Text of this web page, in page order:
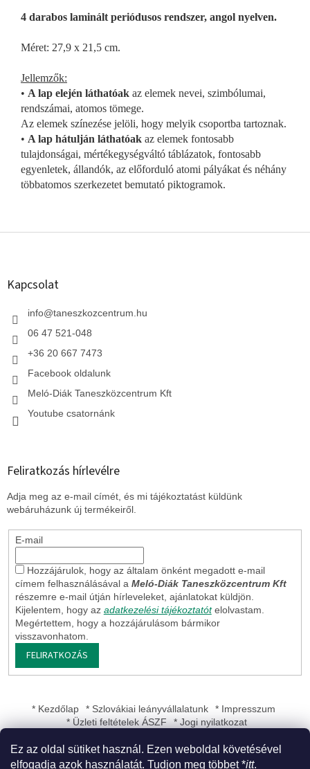
Ez az oldal sütiket használ. Ezen weboldal követésével
elfogadja azok használatát. Tudjon meg többet *itt.
4 darabos laminált periódusos rendszer, angol nyelven.
Méret: 27,9 x 21,5 cm.
Jellemzők:
• A lap elején láthatóak az elemek nevei, szimbólumai,
rendszámai, atomos tömege.
Az elemek színezése jelöli, hogy melyik csoportba tartoznak.
• A lap hátulján láthatóak az elemek fontosabb
tulajdonságai, mértékegységváltó táblázatok, fontosabb
egyenletek, állandók, az előforduló atomi pályákat és néhány
többatomos szerkezetet bemutató piktogramok.
L
Kapcsolat
info@taneszkozcentrum.hu
06 47 521-048
+36 20 667 7473
Facebook oldalunk
Meló-Diák Taneszközcentrum Kft
Youtube csatornánk
Feliratkozás hírlevélre
Adja meg az e-mail címét, és mi tájékoztatást küldünk
webáruházunk új termékeiről.
E-mail
Hozzájárulok, hogy az általam önként megadott e-mail
címem felhasználásával a Meló-Diák Taneszközcentrum Kft
részemre e-mail útján hírleveleket, ajánlatokat küldjön.
Kijelentem, hogy az adatkezelési tájékoztatót elolvastam.
Megértettem, hogy a hozzájárulásom bármikor
visszavonhatom.
FELIRATKOZÁS
* Kezdőlap * Szlovákiai leányvállalatunk
* Impresszum
* Üzleti feltételek ÁSZF
* Jogi nyilatkozat